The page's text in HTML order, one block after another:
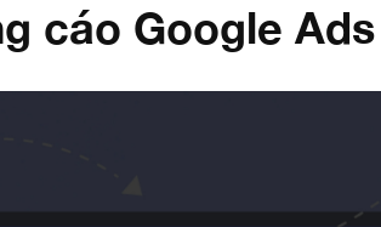
cáo Google